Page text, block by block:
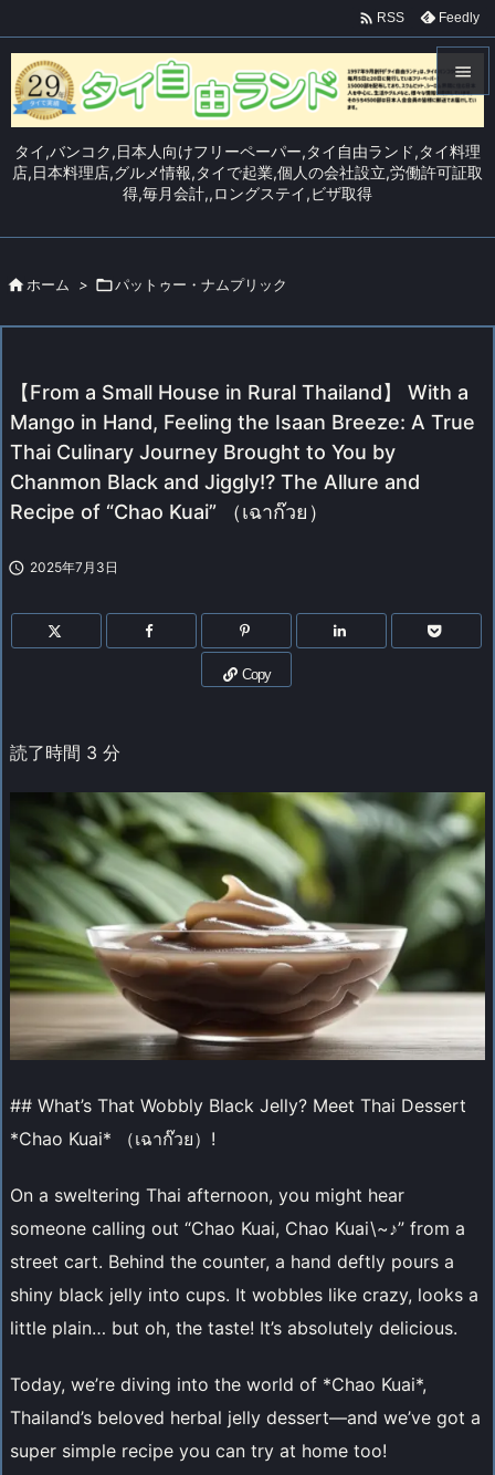
タイ,バンコク,日本人向けフリーペーパー,タイ自由ランド,タイ料理
店,日本料理店,グルメ情報,タイで起業,個人の会社設立,労働許可証取
得,毎月会計,,ロングステイ,ビザ取得

メニュ


 RSS Feedly
 ホーム > パットゥー・ナムプリック
【From a Small House in Rural Thailand】 With a
Mango in Hand, Feeling the Isaan Breeze: A True
Thai Culinary Journey Brought to You by
Chanmon Black and Jiggly!? The Allure and
Recipe of “Chao Kuai” （เฉาก๊วย）
 2025年7月3日
Copy
読了時間 3 分
## What’s That Wobbly Black Jelly? Meet Thai Dessert
*Chao Kuai* （เฉาก๊วย）!
On a sweltering Thai afternoon, you might hear
someone calling out “Chao Kuai, Chao Kuai\~♪” from a
street cart. Behind the counter, a hand deftly pours a
shiny black jelly into cups. It wobbles like crazy, looks a
little plain… but oh, the taste! It’s absolutely delicious.
Today, we’re diving into the world of *Chao Kuai*,
Thailand’s beloved herbal jelly dessert—and we’ve got a
super simple recipe you can try at home too!